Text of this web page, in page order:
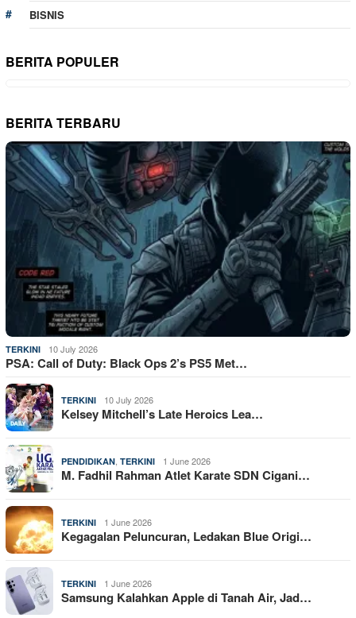
BISNIS
BERITA POPULER
BERITA TERBARU
TERKINI 10 July 2026
PSA: Call of Duty: Black Ops 2’s PS5 Met…
TERKINI 10 July 2026
Kelsey Mitchell’s Late Heroics Lea…
PENDIDIKAN TERKINI 1 June 2026
M. Fadhil Rahman Atlet Karate SDN Cigani…
TERKINI 1 June 2026
Kegagalan Peluncuran, Ledakan Blue Origi…
TERKINI 1 June 2026
Samsung Kalahkan Apple di Tanah Air, Jad…